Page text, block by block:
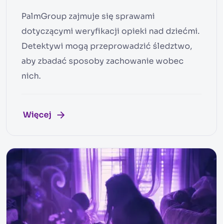
PalmGroup zajmuje się sprawami
dotyczącymi weryfikacji opieki nad dziećmi.
Detektywi mogą przeprowadzić śledztwo,
aby zbadać sposoby zachowanie wobec
nich.
Więcej